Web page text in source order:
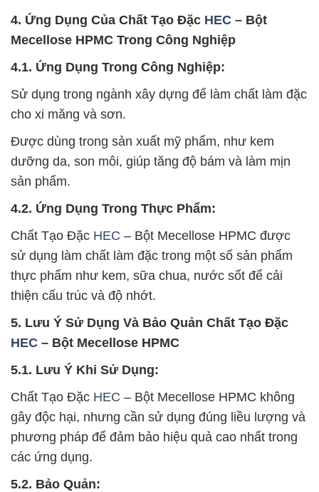
4. Ứng Dụng Của Chất Tạo Đặc HEC – Bột
Mecellose HPMC Trong Công Nghiệp
4.1. Ứng Dụng Trong Công Nghiệp:
Sử dụng trong ngành xây dựng để làm chất làm đặc
cho xi măng và sơn.
Được dùng trong sản xuất mỹ phẩm, như kem
dưỡng da, son môi, giúp tăng độ bám và làm mịn
sản phẩm.
4.2. Ứng Dụng Trong Thực Phẩm:
Chất Tạo Đặc HEC – Bột Mecellose HPMC được
sử dụng làm chất làm đặc trong một số sản phẩm
thực phẩm như kem, sữa chua, nước sốt để cải
thiện cấu trúc và độ nhớt.
5. Lưu Ý Sử Dụng Và Bảo Quản Chất Tạo Đặc
HEC – Bột Mecellose HPMC
5.1. Lưu Ý Khi Sử Dụng:
Chất Tạo Đặc HEC – Bột Mecellose HPMC không
gây độc hại, nhưng cần sử dụng đúng liều lượng và
phương pháp để đảm bảo hiệu quả cao nhất trong
các ứng dụng.
5.2. Bảo Quản: